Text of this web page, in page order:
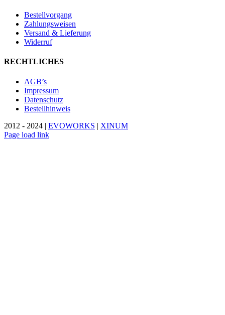
Bestellvorgang
Zahlungsweisen
Versand & Lieferung
Widerruf
RECHTLICHES
AGB’s
Impressum
Datenschutz
Bestellhinweis
2012 - 2024 | EVOWORKS | XINUM
Page load link